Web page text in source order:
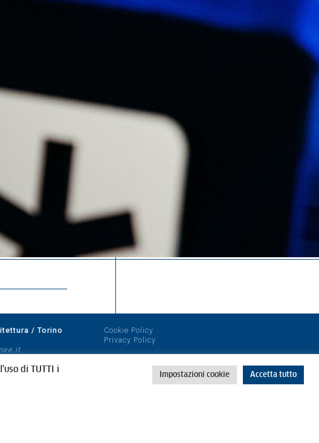
/ Torino
Cookie Policy
Privacy Policy
di TUTTI i
Impostazioni cookie Accetta tutto